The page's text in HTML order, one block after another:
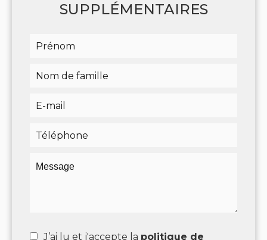
SUPPLÉMENTAIRES
J’ai lu et j'accepte la politique de